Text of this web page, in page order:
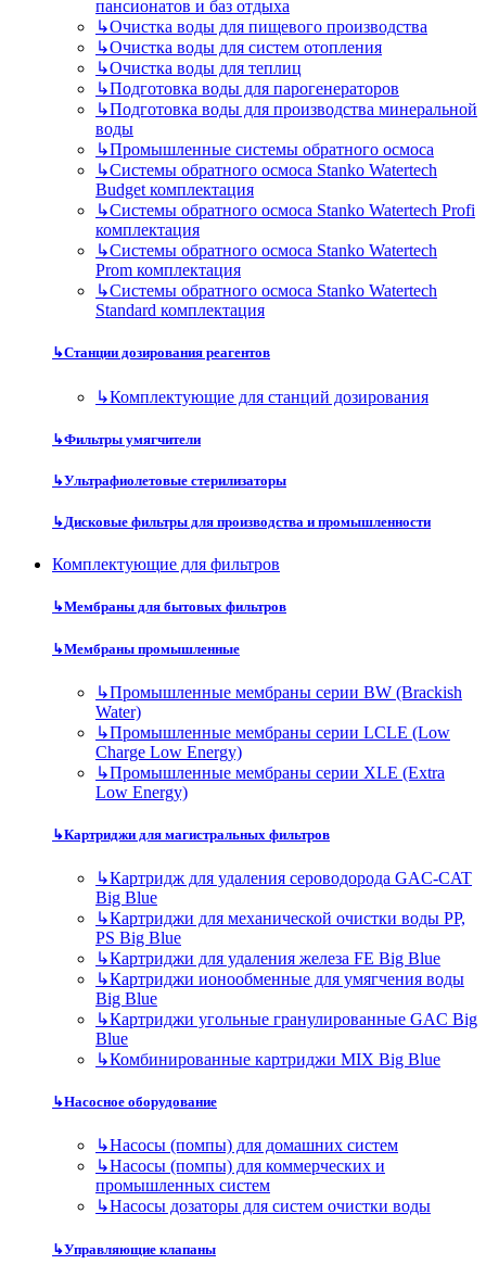
пансионатов и баз отдыха
↳Очистка воды для пищевого производства
↳Очистка воды для систем отопления
↳Очистка воды для теплиц
↳Подготовка воды для парогенераторов
↳Подготовка воды для производства минеральной
воды
↳Промышленные системы обратного осмоса
↳Системы обратного осмоса Stanko Watertech
Budget комплектация
↳Системы обратного осмоса Stanko Watertech Profi
комплектация
↳Системы обратного осмоса Stanko Watertech
Prom комплектация
↳Системы обратного осмоса Stanko Watertech
Standard комплектация
↳Станции дозирования реагентов
↳Комплектующие для станций дозирования
↳Фильтры умягчители
↳Ультрафиолетовые стерилизаторы
↳Дисковые фильтры для производства и промышленности
Комплектующие для фильтров
↳Мембраны для бытовых фильтров
↳Мембраны промышленные
↳Промышленные мембраны серии BW (Brackish
Water)
↳Промышленные мембраны серии LCLE (Low
Charge Low Energy)
↳Промышленные мембраны серии XLE (Extra
Low Energy)
↳Картриджи для магистральных фильтров
↳Картридж для удаления сероводорода GAC-CAT
Big Blue
↳Картриджи для механической очистки воды PP,
PS Big Blue
↳Картриджи для удаления железа FE Big Blue
↳Картриджи ионообменные для умягчения воды
Big Blue
↳Картриджи угольные гранулированные GAC Big
Blue
↳Комбинированные картриджи MIX Big Blue
↳Насосное оборудование
↳Насосы (помпы) для домашних систем
↳Насосы (помпы) для коммерческих и
промышленных систем
↳Насосы дозаторы для систем очистки воды
↳Управляющие клапаны